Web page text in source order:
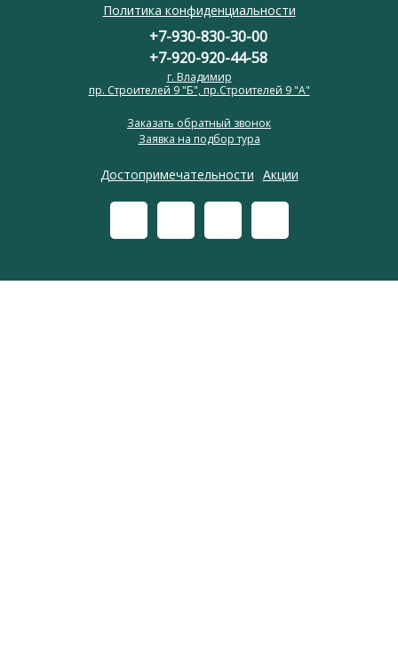
Политика конфиденциальности
Достопримечательности Акции
+7-930-830-30-00
+7-920-920-44-58
г. Владимир
пр. Строителей 9 "Б", пр.Строителей 9 "А"
Заказать обратный звонок
Заявка на подбор тура